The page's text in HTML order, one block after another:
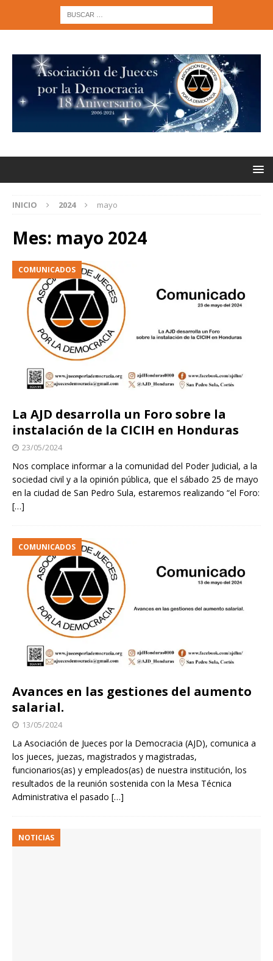
INICIO 2024 mayo
Mes: mayo 2024
COMUNICADOS
La AJD desarrolla un Foro sobre la
instalación de la CICIH en Honduras
23/05/2024
Nos complace informar a la comunidad del Poder Judicial, a la
sociedad civil y a la opinión pública, que el sábado 25 de mayo
en la ciudad de San Pedro Sula, estaremos realizando “el Foro:
[…]
COMUNICADOS
Avances en las gestiones del aumento
salarial.
13/05/2024
La Asociación de Jueces por la Democracia (AJD), comunica a
los jueces, juezas, magistrados y magistradas,
funcionarios(as) y empleados(as) de nuestra institución, los
resultados de la reunión sostenida con la Mesa Técnica
Administrativa el pasado […]
NOTICIAS